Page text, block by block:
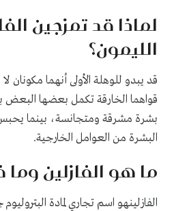
لماذا قد تمزجين
الليمون؟
قد يبدو للوهلة الأولى أنهما
قواهما الخارقة تكمل بعضها البعض
بشرة مشرقة ومتجانسة، بينما يحبس
البشرة من العوامل الخارجية.
ما هو الفازلين وما
الفازلينهو اسم تجاري لمادة